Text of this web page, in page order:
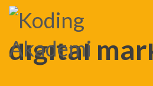
HOME DIGITAL MARKETING
digital